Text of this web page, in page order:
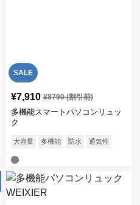
SALE
¥7,910 ¥8790(割引前)
多機能スマートパソコンリュッ
ク
大容量 多機能 防水 通気性